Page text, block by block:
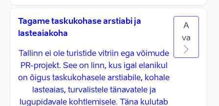
Tagame taskukohase arstiabi ja
lasteaiakoha
Tallinn ei ole turistide vitriin ega võimude
PR-projekt. See on linn, kus igal elanikul
on õigus taskukohasele arstiabile, kohale
lasteaias, turvalistele tänavatele ja
lugupidavale kohtlemisele. Täna kulutab
A
va